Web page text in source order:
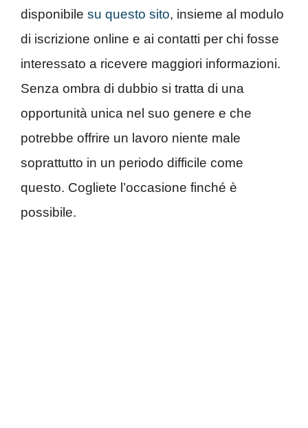
disponibile su questo sito, insieme al modulo
di iscrizione online e ai contatti per chi fosse
interessato a ricevere maggiori informazioni.
Senza ombra di dubbio si tratta di una
opportunità unica nel suo genere e che
potrebbe offrire un lavoro niente male
soprattutto in un periodo difficile come
questo. Cogliete l’occasione finché è
possibile.